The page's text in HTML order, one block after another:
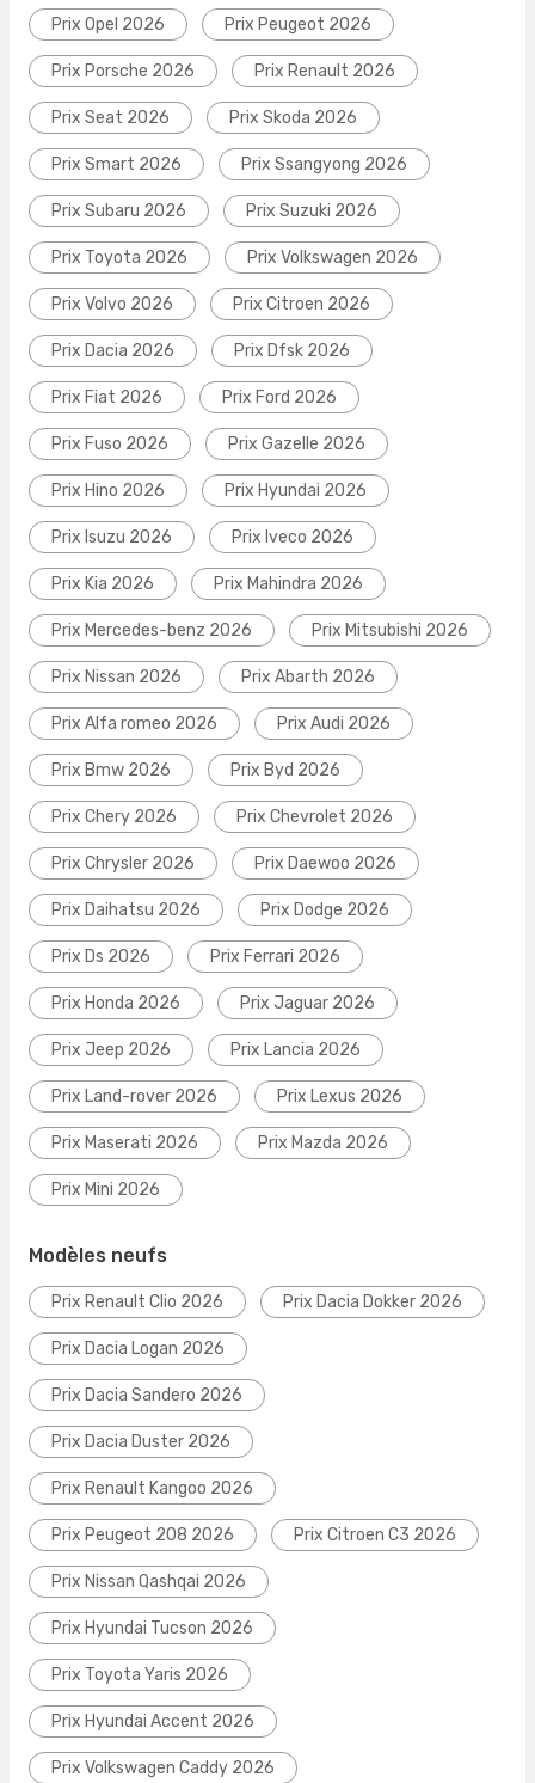
Prix Opel 2026 Prix Peugeot 2026
Prix Porsche 2026 Prix Renault 2026
Prix Seat 2026 Prix Skoda 2026
Prix Smart 2026 Prix Ssangyong 2026
Prix Subaru 2026 Prix Suzuki 2026
Prix Toyota 2026 Prix Volkswagen 2026
Prix Volvo 2026 Prix Citroen 2026
Prix Dacia 2026 Prix Dfsk 2026
Prix Fiat 2026 Prix Ford 2026
Prix Fuso 2026 Prix Gazelle 2026
Prix Hino 2026 Prix Hyundai 2026
Prix Isuzu 2026 Prix Iveco 2026
Prix Kia 2026 Prix Mahindra 2026
Prix Mercedes-benz 2026 Prix Mitsubishi 2026
Prix Nissan 2026 Prix Abarth 2026
Prix Alfa romeo 2026 Prix Audi 2026
Prix Bmw 2026 Prix Byd 2026
Prix Chery 2026 Prix Chevrolet 2026
Prix Chrysler 2026 Prix Daewoo 2026
Prix Daihatsu 2026 Prix Dodge 2026
Prix Ds 2026 Prix Ferrari 2026
Prix Honda 2026 Prix Jaguar 2026
Prix Jeep 2026 Prix Lancia 2026
Prix Land-rover 2026 Prix Lexus 2026
Prix Maserati 2026 Prix Mazda 2026
Prix Mini 2026
Modèles neufs
Prix Renault Clio 2026 Prix Dacia Dokker 2026
Prix Dacia Logan 2026
Prix Dacia Sandero 2026
Prix Dacia Duster 2026
Prix Renault Kangoo 2026
Prix Peugeot 208 2026 Prix Citroen C3 2026
Prix Nissan Qashqai 2026
Prix Hyundai Tucson 2026
Prix Toyota Yaris 2026
Prix Hyundai Accent 2026
Prix Volkswagen Caddy 2026